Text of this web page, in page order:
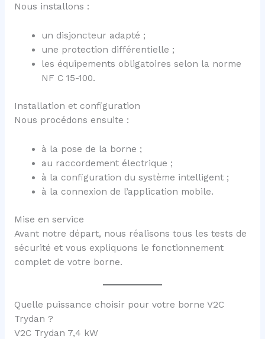
Nous installons :
un disjoncteur adapté ;
une protection différentielle ;
les équipements obligatoires selon la norme
NF C 15-100.
Installation et configuration
Nous procédons ensuite :
à la pose de la borne ;
au raccordement électrique ;
à la configuration du système intelligent ;
à la connexion de l’application mobile.
Mise en service
Avant notre départ, nous réalisons tous les tests de
sécurité et vous expliquons le fonctionnement
complet de votre borne.
Quelle puissance choisir pour votre borne V2C
Trydan ?
V2C Trydan 7,4 kW